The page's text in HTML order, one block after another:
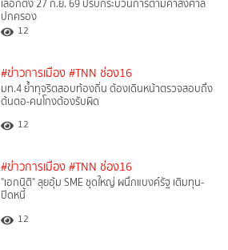
เลือกตั้ง 27 ก.ย. 69 ปรับกระบวนการตามคำสั่งศาล
ปกครอง
12
#ข่าวการเมือง #TNN ช่อง16
มท.4 ย้ำทุจริตสอบท้องถิ่น ต้องเดินหน้าตรวจสอบถึง
ต้นตอ-คนโกงต้องรับผิด
12
#ข่าวการเมือง #TNN ช่อง16
"เอกนิติ" ลุยอุ้ม SME ชุดใหญ่ ผนึกแบงค์รัฐ เติมทุน-
ปิดหนี้
12